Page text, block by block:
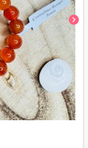
chevron_right